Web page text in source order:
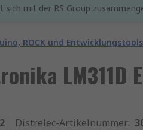
sich mit der RS Group
ROCK und Entwicklungstools
Distrelec-Artikelnummer: